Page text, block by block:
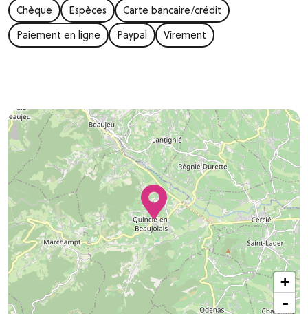
Chèque Espèces
Carte bancaire/crédit
Paiement en ligne
Paypal Virement
+
-